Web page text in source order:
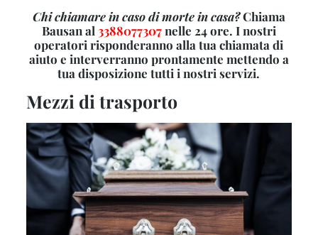
Chi chiamare in caso di morte in casa?Chiama
Bausan al 3388077307nelle 24 ore. I nostri
operatori risponderanno alla tua chiamata di
aiuto e interverranno prontamente mettendo a
tua disposizione tutti i nostri servizi.
Mezzi di trasporto